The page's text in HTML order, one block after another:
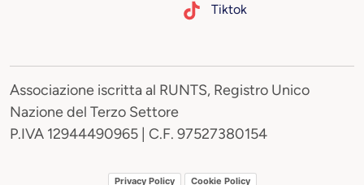
Tiktok
Associazione iscritta al RUNTS, Registro Unico
Nazione del Terzo Settore
P.IVA 12944490965 | C.F. 97527380154
Privacy Policy Cookie Policy